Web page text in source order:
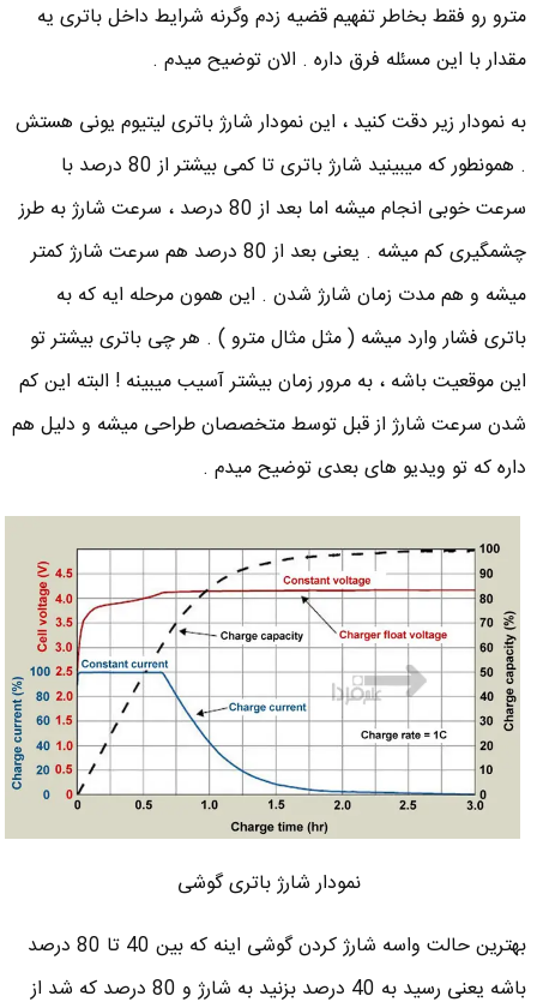
مترو رو فقط بخاطر تفهیم قضیه زدم وگرنه شرایط داخل باتری یه
مقدار با این مسئله فرق داره . الان توضیح میدم .
به نمودار زیر دقت کنید ، این نمودار شارژ باتری لیتیوم یونی هستش
. همونطور که میبینید شارژ باتری تا کمی بیشتر از 80 درصد با
سرعت خوبی انجام میشه اما بعد از 80 درصد ، سرعت شارژ به طرز
چشمگیری کم میشه . یعنی بعد از 80 درصد هم سرعت شارژ کمتر
میشه و هم مدت زمان شارژ شدن . این همون مرحله ایه که به
باتری فشار وارد میشه ( مثل مثال مترو ) . هر چی باتری بیشتر تو
این موقعیت باشه ، به مرور زمان بیشتر آسیب میبینه ! البته این کم
شدن سرعت شارژ از قبل توسط متخصصان طراحی میشه و دلیل هم
داره که تو ویدیو های بعدی توضیح میدم .
نمودار شارژ باتری گوشی
بهترین حالت واسه شارژ کردن گوشی اینه که بین 40 تا 80 درصد
باشه یعنی رسید به 40 درصد بزنید به شارژ و 80 درصد که شد از